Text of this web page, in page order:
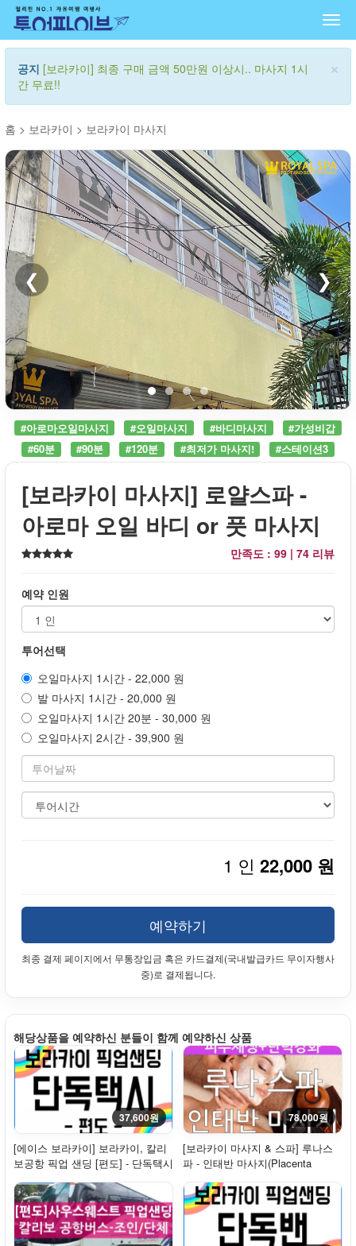
×
공지 [보라카이] 최종 구매 금액 50만원 이상시.. 마사지 1시
간 무료!!
홈 > 보라카이 > 보라카이 마사지
❮ ❯
#아로마오일마사지 #오일마사지 #바디마사지
#가성비갑
#60분
#90분 #120분 #최저가 마사지! #스테이션3
[보라카이 마사지] 로얄스파 -
아로마 오일 바디 or 풋 마사지
만족도 : 99 | 74 리뷰
예약 인원
투어선택
오일마사지 1시간 - 22,000 원
발 마사지 1시간 - 20,000 원
오일마사지 1시간 20분 - 30,000 원
오일마사지 2시간 - 39,900 원
1 인 22,000 원
예약하기
최종 결제 페이지에서 무통장입금 혹은 카드결제(국내발급카드 무이자행사
중)로 결제됩니다.
해당상품을 예약하신 분들이 함께 예약하신 상품
37,600원
[에이스 보라카이] 보라카이, 칼리
보공항 픽업 샌딩 [편도] - 단독택시
78,000원
[보라카이 마사지 & 스파] 루나스
파 - 인태반 마사지(Placenta
Massage)